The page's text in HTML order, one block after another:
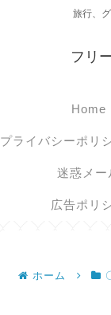
旅行、
フリ
Home
迷惑メー
広告ポリ
ホーム